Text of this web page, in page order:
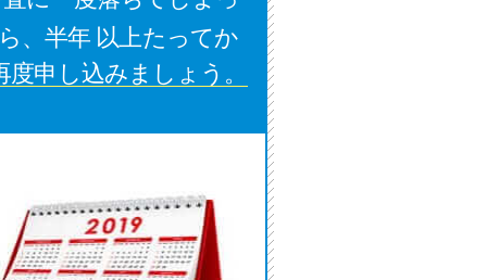
質屋でお金を借りるには？年利やシステムをカ
ードローンと比較
未成年でもお金を借りられる？学生がお金を借
学生がお金を借りる方法は？親へのバレにくさ
や将来への影響を解説
、半年 以上たってか
度申し込みましょう。